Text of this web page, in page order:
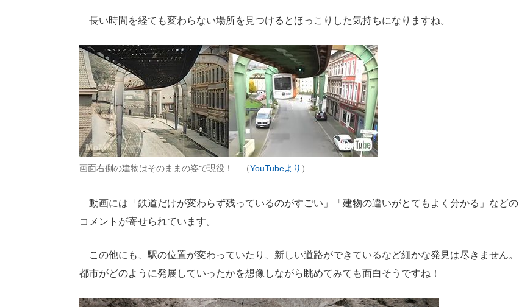
長い時間を経ても変わらない場所を見つけるとほっこりした気持ちになりますね。
画面右側の建物はそのままの姿で現役！ （YouTubeより ）
動画には「鉄道だけが変わらず残っているのがすごい」「建物の違いがとてもよく分かる」などの
コメントが寄せられています。
この他にも、駅の位置が変わっていたり、新しい道路ができているなど細かな発見は尽きません。
都市がどのように発展していったかを想像しながら眺めてみても面白そうですね！